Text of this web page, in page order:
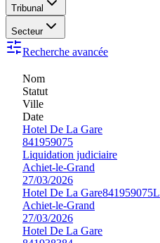
Tribunal
Secteur
Recherche avancée
Nom
Statut
Ville
Date
Hotel De La Gare
841959075
Liquidation judiciaire
Achiet-le-Grand
27/03/2026
Hotel De La Gare841959075
Achiet-le-Grand
27/03/2026
Hotel De La Gare